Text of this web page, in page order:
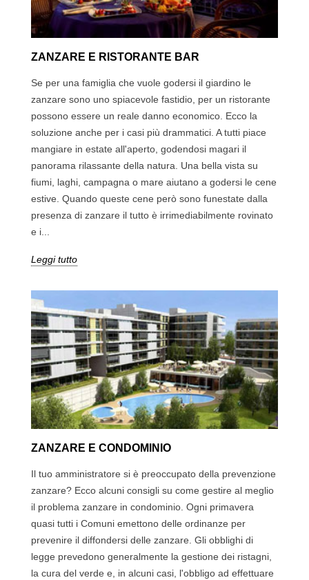
ZANZARE E RISTORANTE BAR
Se per una famiglia che vuole godersi il giardino le
zanzare sono uno spiacevole fastidio, per un ristorante
possono essere un reale danno economico. Ecco la
soluzione anche per i casi più drammatici. A tutti piace
mangiare in estate all'aperto, godendosi magari il
panorama rilassante della natura. Una bella vista su
fiumi, laghi, campagna o mare aiutano a godersi le cene
estive. Quando queste cene però sono funestate dalla
presenza di zanzare il tutto è irrimediabilmente rovinato
e i...
Leggi tutto
ZANZARE E CONDOMINIO
Il tuo amministratore si è preoccupato della prevenzione
zanzare? Ecco alcuni consigli su come gestire al meglio
il problema zanzare in condominio. Ogni primavera
quasi tutti i Comuni emettono delle ordinanze per
prevenire il diffondersi delle zanzare. Gli obblighi di
legge prevedono generalmente la gestione dei ristagni,
la cura del verde e, in alcuni casi, l'obbligo ad effettuare